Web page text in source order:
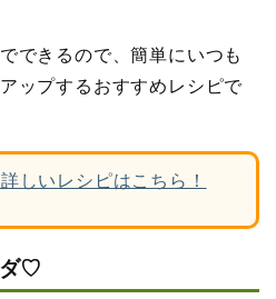
できるので、簡単にいつも
ップするおすすめレシピで
しいレシピはこちら！
ダ♡